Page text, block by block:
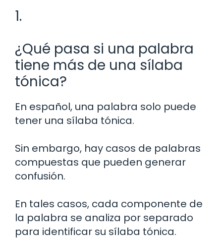
1.
¿Qué pasa si una palabra
tiene más de una sílaba
tónica?
En español, una palabra solo puede
tener una sílaba tónica.
Sin embargo, hay casos de palabras
compuestas que pueden generar
confusión.
En tales casos, cada componente de
la palabra se analiza por separado
para identificar su sílaba tónica.